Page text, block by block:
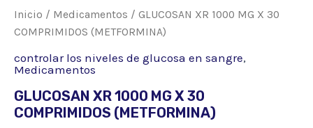
Inicio / Medicamentos / GLUCOSAN XR 1000 MG X 30
COMPRIMIDOS (METFORMINA)
controlar los niveles de glucosa en sangre,
Medicamentos
GLUCOSAN XR 1000 MG X 30
COMPRIMIDOS (METFORMINA)